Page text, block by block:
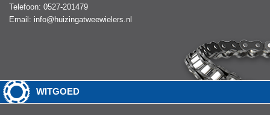
Telefoon: 0527-201479
Email: info@huizingatweewielers.nl
WITGOED